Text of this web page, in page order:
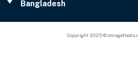
Bangladesh
Copyright 2025 ©